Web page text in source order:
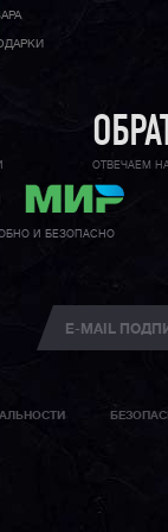
ОТВЕЧАЕМ
И БЕЗОПАСНО